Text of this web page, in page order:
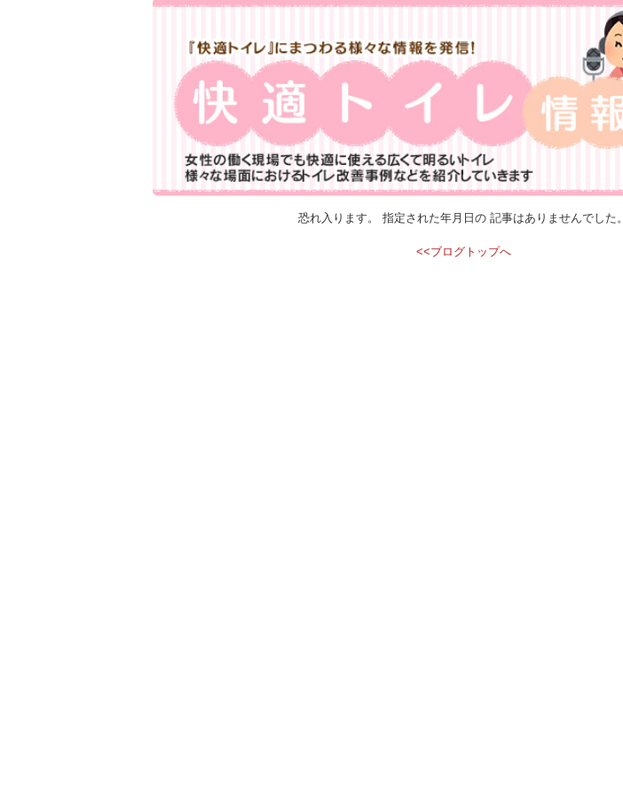
恐れ入ります。 指定された年月日の 記事はありませんでした。
<<ブログトップへ